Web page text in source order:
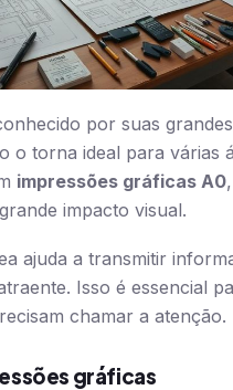
por suas grandes
o torna ideal para várias
impressões gráficas A0
impacto visual.
ajuda a transmitir
Isso é essencial
chamar a atenção.
gráficas